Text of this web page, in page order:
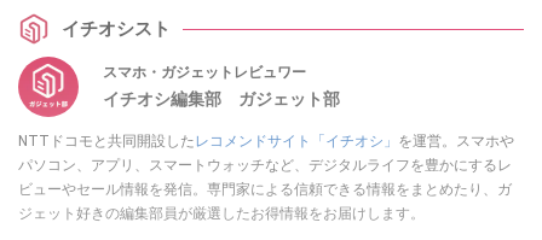
に軽減しましょう。
イチオシスト
スマホ・ガジェットレビュワー
イチオシ編集部 ガジェット部
NTTドコモと共同開設した レコメンドサイト「イチオシ」 を運営。スマホや
パソコン、アプリ、スマートウォッチなど、デジタルライフを豊かにするレ
ビューやセール情報を発信。専門家による信頼できる情報をまとめたり、ガ
ジェット好きの編集部員が厳選したお得情報をお届けします。